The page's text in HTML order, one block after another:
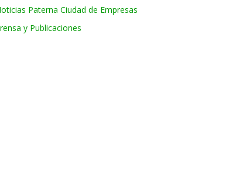
Paterna Ciudad de Empresas
y Publicaciones